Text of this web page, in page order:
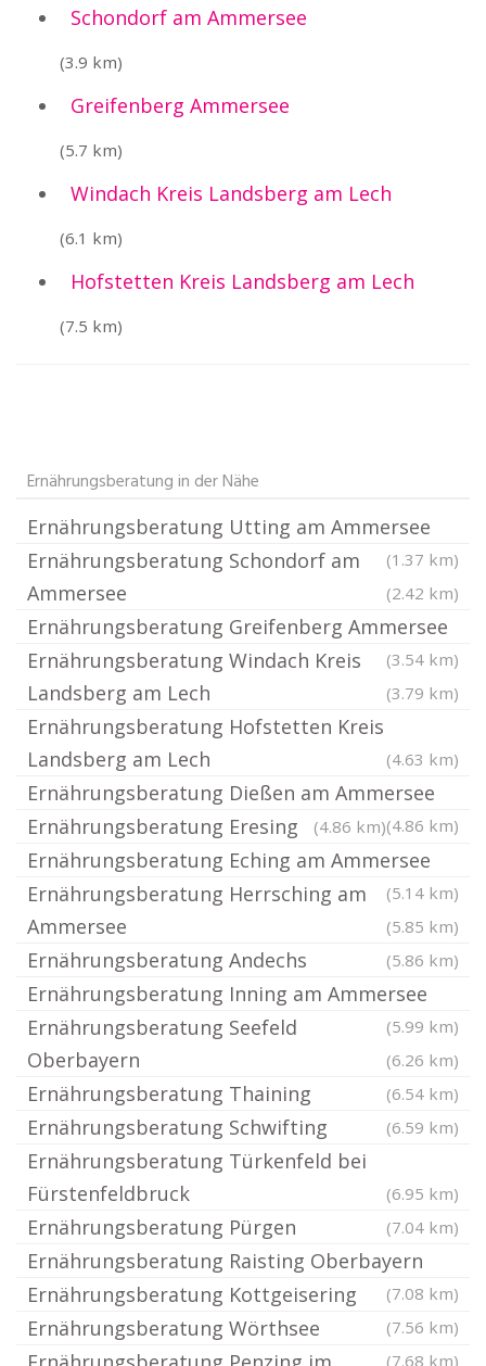
Schondorf am Ammersee
(3.9 km)
Greifenberg Ammersee
(5.7 km)
Windach Kreis Landsberg am Lech
(6.1 km)
Hofstetten Kreis Landsberg am Lech
(7.5 km)
Ernährungsberatung in der Nähe
Ernährungsberatung Utting am Ammersee
(1.37 km)
Ernährungsberatung Schondorf am
Ammersee
(2.42 km)
Ernährungsberatung Greifenberg Ammersee
(3.54 km)
Ernährungsberatung Windach Kreis
Landsberg am Lech
(3.79 km)
Ernährungsberatung Hofstetten Kreis
Landsberg am Lech
(4.63 km)
Ernährungsberatung Dießen am Ammersee
(4.86 km)
Ernährungsberatung Eresing (4.86 km)
Ernährungsberatung Eching am Ammersee
(5.14 km)
Ernährungsberatung Herrsching am
Ammersee
(5.85 km)
Ernährungsberatung Andechs (5.86 km)
Ernährungsberatung Inning am Ammersee
(5.99 km)
Ernährungsberatung Seefeld
Oberbayern
(6.26 km)
Ernährungsberatung Thaining (6.54 km)
Ernährungsberatung Schwifting (6.59 km)
Ernährungsberatung Türkenfeld bei
Fürstenfeldbruck
(6.95 km)
Ernährungsberatung Pürgen (7.04 km)
Ernährungsberatung Raisting Oberbayern
(7.08 km)
Ernährungsberatung Kottgeisering
(7.56 km)
Ernährungsberatung Wörthsee
(7.68 km)